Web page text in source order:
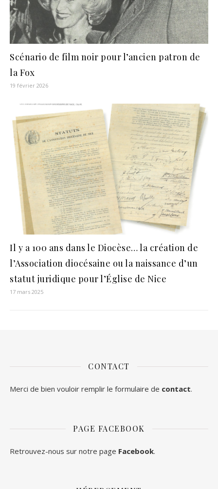
Scénario de film noir pour l’ancien patron de
la Fox
19 février 2026
Il y a 100 ans dans le Diocèse… la création de
l’Association diocésaine ou la naissance d’un
statut juridique pour l’Église de Nice
17 mars 2025
CONTACT
Merci de bien vouloir remplir le formulaire de contact.
PAGE FACEBOOK
Retrouvez-nous sur notre page Facebook.